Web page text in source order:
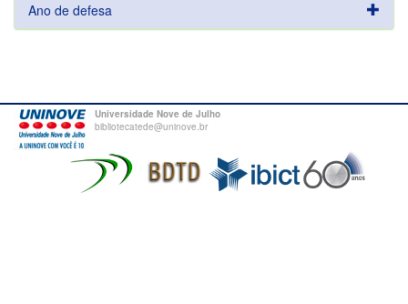
Ano de defesa
Universidade Nove de Julho
bibliotecatede@uninove.br